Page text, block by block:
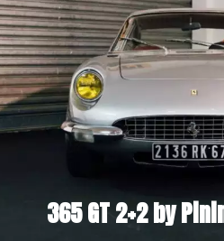
365 GT 2+2 by